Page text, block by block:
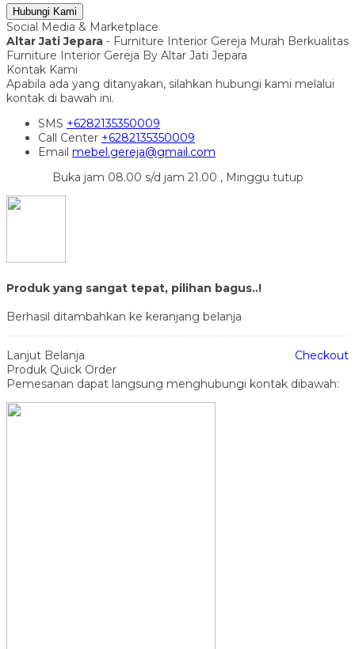
Hubungi Kami
Social Media & Marketplace
Altar Jati Jepara - Furniture Interior Gereja Murah Berkualitas
Furniture Interior Gereja By Altar Jati Jepara
Kontak Kami
Apabila ada yang ditanyakan, silahkan hubungi kami melalui
kontak di bawah ini.
SMS +6282135350009
Call Center +6282135350009
Email mebel.gereja@gmail.com
Buka jam 08.00 s/d jam 21.00 , Minggu tutup
Produk yang sangat tepat, pilihan bagus..!
Berhasil ditambahkan ke keranjang belanja
Lanjut Belanja
Checkout
Produk Quick Order
Pemesanan dapat langsung menghubungi kontak dibawah: